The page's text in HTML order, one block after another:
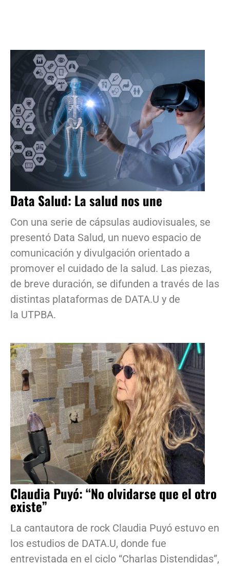
Data Salud: La salud nos une
Con una serie de cápsulas audiovisuales, se
presentó Data Salud, un nuevo espacio de
comunicación y divulgación orientado a
promover el cuidado de la salud. Las piezas,
de breve duración, se difunden a través de las
distintas plataformas de DATA.U y de
la UTPBA.
Claudia Puyó: “No olvidarse que el otro
existe”
La cantautora de rock Claudia Puyó estuvo en
los estudios de DATA.U, donde fue
entrevistada en el ciclo “Charlas Distendidas”,